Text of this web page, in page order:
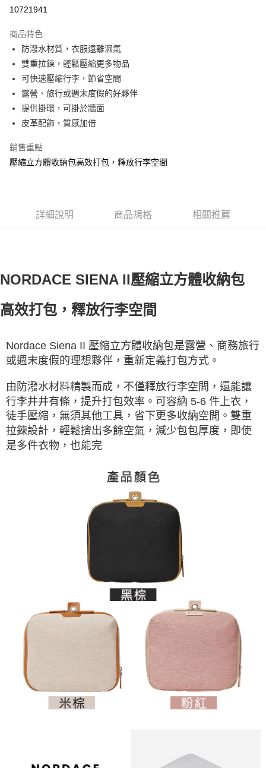
2.付款方式選擇「大哥付你分期」，訂單成立後會自動跳轉到大哥付的交易
3.實際核准額度、可分期數及費用金額請依後續交易確認頁面所載為準。
4.訂單成立30分鐘內，如未前往確認交易或遇審核未通過，訂單將自動取
消。如遇「轉專審核」未通過狀況，表示未達大哥付你分期系統評分，恕無
法說明評估內容。
【繳款方式說明】
1.分期款項不併入電信帳單，「大哥付你分期」於每月結算日後寄送繳費提
2.透過簡訊連結打開帳單後，可選擇「超商條碼／台灣大直營門市／銀行轉
帳／街口支付／iPASS MONEY」等通路繳費。
【注意事項】
用戶於交易時，得透過本服務購買商品或服務，並由商店將買賣／分期付款
由本公司與您本人進行分期帳單所需資料之確認、核對及更正。
3.完整用戶服務條款，請詳閱以下連結：https://oppay.tw/userRule
貨到付款
運送方式
宅配物流
每筆NT$80，滿NT$490(含以上)免運費
每筆NT$100，滿NT$1,500(含以上)免運費
10721941
商品特色
防潑水材質，衣服遠離濕氣
雙重拉鍊，輕鬆壓縮更多物品
可快速壓縮行李，節省空間
露營、旅行或週末度假的好夥伴
提供掛環，可掛於牆面
皮革配飾，質感加倍
銷售重點
壓縮立方體收納包高效打包，釋放行李空間
詳細說明 商品規格 相關推薦
NORDACE SIENA II壓縮立方體收納包
高效打包，釋放行李空間
Nordace Siena II 壓縮立方體收納包是露營、商務旅行
或週末度假的理想夥伴，重新定義打包方式。
由防潑水材料精製而成，不僅釋放行李空間，還能讓
行李井井有條，提升打包效率。可容納 5-6 件上衣，
徒手壓縮，無須其他工具，省下更多收納空間。雙重
拉鍊設計，輕鬆擠出多餘空氣，減少包包厚度，即使
是多件衣物，也能完